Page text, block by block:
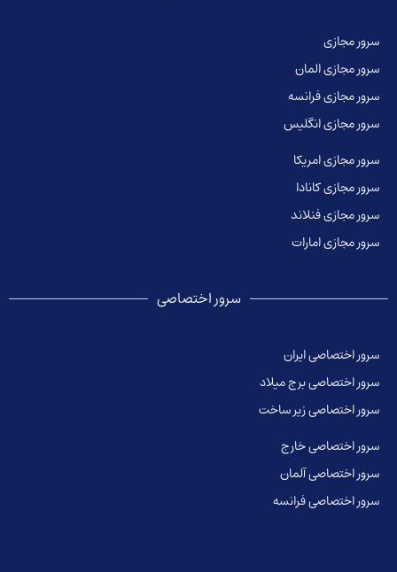
سرور مجازی
سرور مجازی المان
سرور مجازی فرانسه
سرور مجازی انگلیس
سرور مجازی امریکا
سرور مجازی کانادا
سرور مجازی فنلاند
سرور مجازی امارات
سرور اختصاصی
سرور اختصاصی ایران
سرور اختصاصی برج میلاد
سرور اختصاصی زیر ساخت
سرور اختصاصی خارج
سرور اختصاصی آلمان
سرور اختصاصی فرانسه